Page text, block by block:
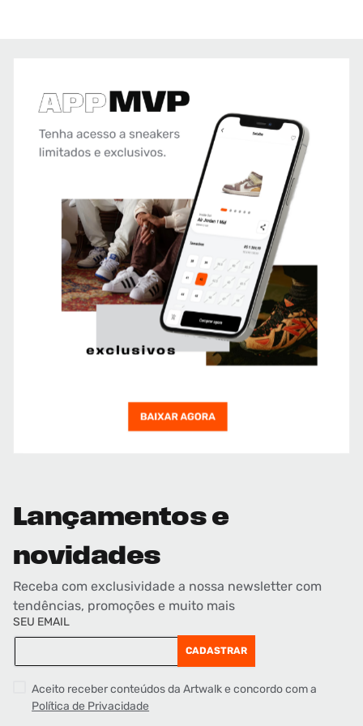
Lançamentos e
novidades
Receba com exclusividade a nossa newsletter com
tendências, promoções e muito mais
SEU EMAIL
CADASTRAR
Aceito receber conteúdos da Artwalk e concordo com a
Política de Privacidade